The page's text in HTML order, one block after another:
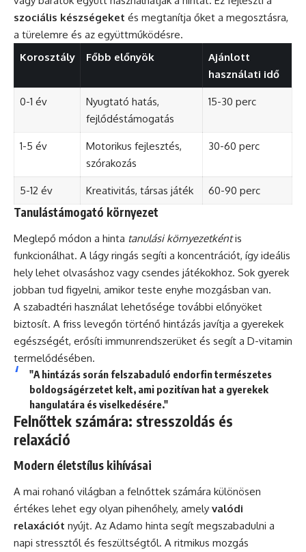
szociális készségeket és megtanítja őket a megosztásra,
a türelemre és az együttműködésre.
Korosztály
Főbb előnyök
Ajánlott
használati idő
0-1 év
Nyugtató hatás,
fejlődéstámogatás
15-30 perc
1-5 év
Motorikus fejlesztés,
szórakozás
30-60 perc
5-12 év Kreativitás, társas játék 60-90 perc
Tanulástámogató környezet
Meglepő módon a hinta tanulási környezetkéntis
funkcionálhat. A lágy ringás segíti a koncentrációt, így ideális
hely lehet olvasáshoz vagy csendes játékokhoz. Sok gyerek
jobban tud figyelni, amikor teste enyhe mozgásban van.
A szabadtéri használat lehetősége további előnyöket
biztosít. A friss levegőn történő hintázás javítja a gyerekek
egészségét, erősíti immunrendszerüket és segít a D-vitamin
termelődésében.
"A hintázás során felszabaduló endorfin természetes
boldogságérzetet kelt, ami pozitívan hat a gyerekek
hangulatára és viselkedésére."
Felnőttek számára: stresszoldás és
relaxáció
Modern életstílus kihívásai
A mai rohanó világban a felnőttek számára különösen
értékes lehet egy olyan pihenőhely, amely valódi
relaxációt nyújt. Az Adamo hinta segít megszabadulni a
napi stressztől és feszültségtől. A ritmikus mozgás